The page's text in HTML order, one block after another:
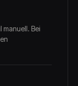
manuell. Bei